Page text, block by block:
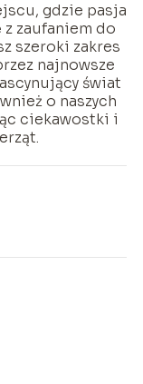
gdzie pasja
z zaufaniem do
szeroki zakres
najnowsze
świat
o naszych
ciekawostki i